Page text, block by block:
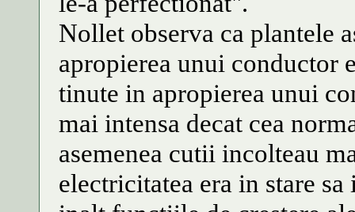
Nollet observa ca plantele
apropierea unui conductor
tinute in apropierea unui
mai intensa decat cea
asemenea cutii incolteau
electricitatea era in stare